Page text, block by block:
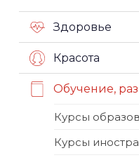
Здоровье
Красота
Обучение,
Курсы
Курсы